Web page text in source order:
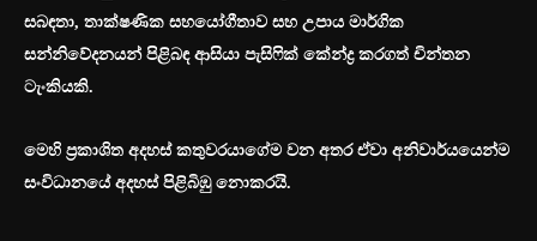
සබඳතා, තාක්ෂණික සහයෝගීතාව සහ උපාය මාර්ගික
සන්නිවේදනයන් පිළිබඳ ආසියා පැසිෆික් කේන්ද්‍ර කරගත් චින්තන
ටැංකියකි.
මෙහි ප්‍රකාශිත අදහස් කතුවරයාගේම වන අතර ඒවා අනිවාර්යයෙන්ම
සංවිධානයේ අදහස් පිළිබිඹු නොකරයි.